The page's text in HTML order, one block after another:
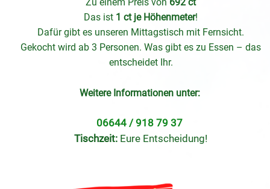
Zu einem Preis von 692 ct
Das ist 1 ct je Höhenmeter!
Dafür gibt es unseren Mittagstisch mit Fernsicht.
Gekocht wird ab 3 Personen. Was gibt es zu Essen – das
entscheidet Ihr.
Weitere Informationen unter:
06644 / 918 79 37
Tischzeit: Eure Entscheidung!